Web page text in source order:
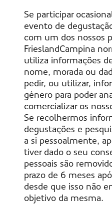
Se participar
evento de
com um dos nossos
FrieslandCampina
utiliza informações
nome, morada ou
pedir, ou utilizar,
género para poder
comercializar os
Se recolhermos
degustações e
a si pessoalmente,
tiver dado o seu
pessoais são
prazo de 6 meses
desde que isso não
objetivo da mesma.